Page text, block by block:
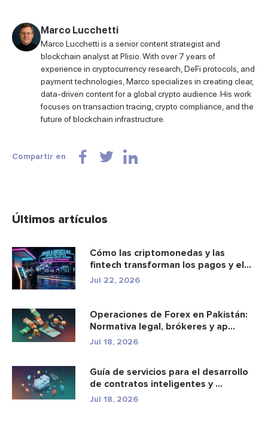
Marco Lucchetti
Marco Lucchetti is a senior content strategist and
blockchain analyst at Plisio. With over 7 years of
experience in cryptocurrency research, DeFi protocols, and
payment technologies, Marco specializes in creating clear,
data-driven content for a global crypto audience. His work
focuses on transaction tracing, crypto compliance, and the
future of blockchain infrastructure.
Compartir en
Últimos artículos
Cómo las criptomonedas y las
fintech transforman los pagos y el
e...
Jul 22, 2026
Operaciones de Forex en Pakistán:
Normativa legal, brókeres y ap...
Jul 18, 2026
Guía de servicios para el desarrollo
de contratos inteligentes y ...
Jul 18, 2026